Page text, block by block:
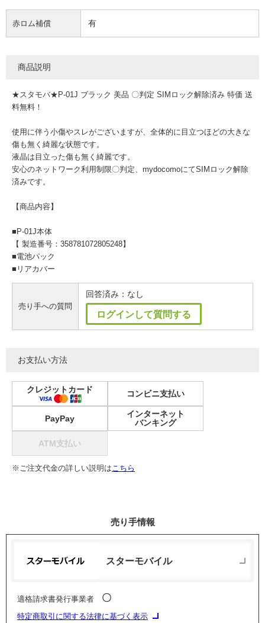
赤ロム補償 有
商品説明
★スタモバ★P-01J ブラック 美品 〇判定 SIMロック解除済み 特価 送
料無料！
使用に伴う小傷やスレがございますが、全体的に目立つほどの大きな
傷も無く綺麗な状態です。
液晶は目立った傷も無く綺麗です。
安心のネットワーク利用制限〇判定、mydocomoにてSIMロック解除
済みです。
【商品内容】
■P-01J本体
【 製造番号：358781072805248】
■電池パック
■リアカバー
売り手への質問
回答済み：なし
ログインして質問する
お支払い方法
クレジットカード コンビニ支払い
PayPay
インターネット
バンキング
ATM支払い
※ご注文代金の詳しい説明はこちら
売り手情報
スターモバイル
適格請求書発行事業者 〇
特定商取引に関する法律に基づく表示